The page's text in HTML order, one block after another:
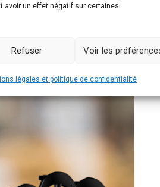
avoir un effet négatif sur certaines
Refuser Voir les
légales et politique de confidentialité